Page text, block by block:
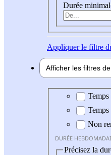
Durée
Appliquerle filtre
Afficher les filtres de
Durée
Temps
Non
DURÉE
Précisez la